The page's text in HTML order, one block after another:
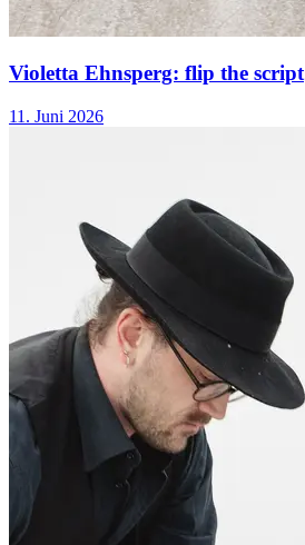
Violetta Ehnsperg: flip the script
11. Juni 2026